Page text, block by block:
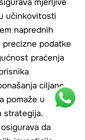
mjerljive
učinkovitosti
naprednih
precizne podatke
praćenja
ciljane
pomaže u
strategija.
da